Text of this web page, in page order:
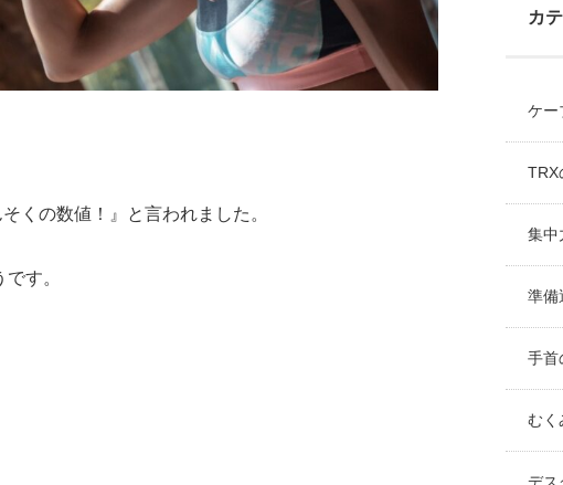
くの数値！』と言われました。
す。
カ
ケー
TRX
集中
準備
手首
むく